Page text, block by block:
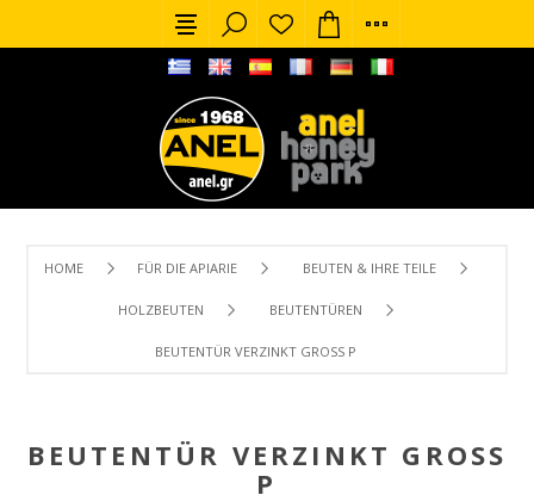
HOME FÜR DIE APIARIE BEUTEN & IHRE TEILE
HOLZBEUTEN BEUTENTÜREN
BEUTENTÜR VERZINKT GROSS P
BEUTENTÜR VERZINKT GROSS P